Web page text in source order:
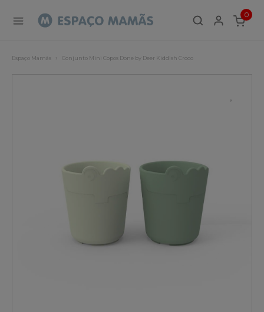
0
ITEMS
Espaço Mamãs Conjunto Mini Copos Done by Deer Kiddish Croco